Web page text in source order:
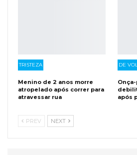
TRISTEZA
Menino de 2 anos morre
atropelado após correr para
atravessar rua
DE
após
PREV NEXT